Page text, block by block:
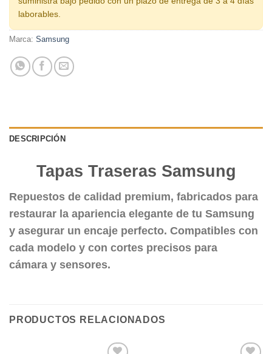
laborables.
Marca: Samsung
DESCRIPCIÓN
Tapas Traseras Samsung
Repuestos de calidad premium, fabricados para
restaurar la apariencia elegante de tu Samsung
y asegurar un encaje perfecto. Compatibles con
cada modelo y con cortes precisos para
cámara y sensores.
PRODUCTOS RELACIONADOS